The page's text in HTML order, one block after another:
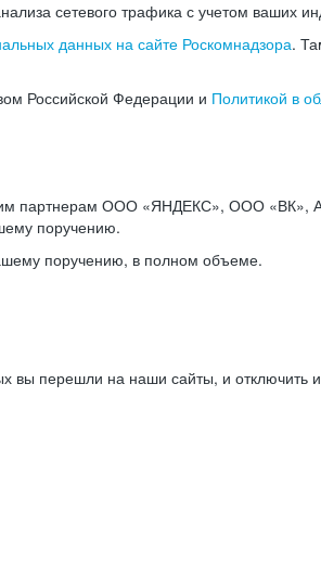
сетевого трафика с учетом ваших
данных на сайте Роскомнадзора.
Российской Федерации и Политикой в
партнерам ООО «ЯНДЕКС», ООО
поручению.
поручению, в полном объеме.
вы перешли на наши сайты, и отключить